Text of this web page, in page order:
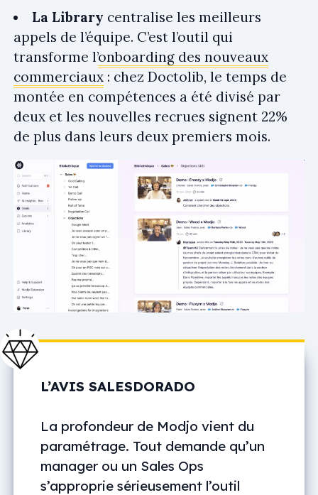
La Library centralise les meilleurs
appels de l’équipe. C’est l’outil qui
transforme l’onboarding des nouveaux
commerciaux : chez Doctolib, le temps de
montée en compétences a été divisé par
deux et les nouvelles recrues signent 22%
de plus dans leurs deux premiers mois.
L’AVIS SALESDORADO
La profondeur de Modjo vient du
paramétrage. Tout demande qu’un
manager ou un Sales Ops
s’approprie sérieusement l’outil